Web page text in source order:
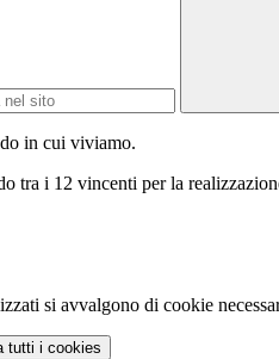
in cui viviamo.
tra i 12 vincenti per la
si avvalgono di cookie
tutti i cookies